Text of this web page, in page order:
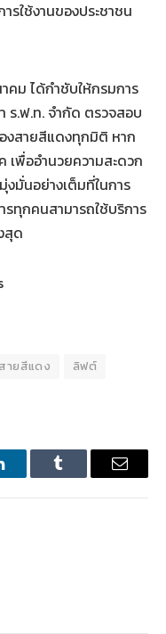
รใช้งานของประชาชน
คม ได้กำชับให้กรมการ
ร.ฟ.ท. จำกัด ตรวจสอบ
งสายสีแดงทุกมิติ หาก
เพื่ออำนวยความสะดวก
งมั่นอย่างเต็มที่ในการ
ทุกคนสามารถใช้บริการ
สุด
ายสีแดง
ลิฟต์
Tumblr Email